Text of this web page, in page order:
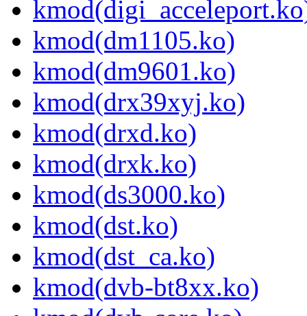
kmod(dm1105.ko)
kmod(dm9601.ko)
kmod(drx39xyj.ko)
kmod(drxd.ko)
kmod(drxk.ko)
kmod(ds3000.ko)
kmod(dst.ko)
kmod(dst_ca.ko)
kmod(dvb-bt8xx.ko)